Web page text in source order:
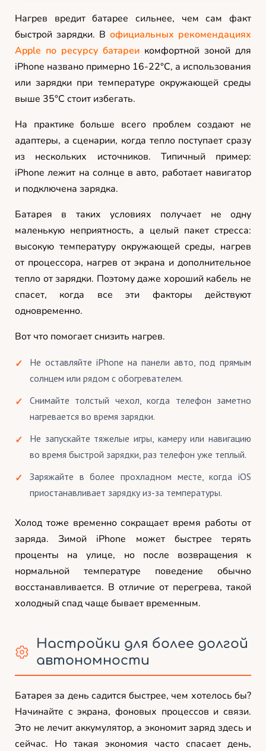
Нагрев вредит батарее сильнее, чем сам факт
быстрой зарядки. В официальных рекомендациях
Apple по ресурсу батареи комфортной зоной для
iPhone названо примерно 16-22°C, а использования
или зарядки при температуре окружающей среды
выше 35°C стоит избегать.
На практике больше всего проблем создают не
адаптеры, а сценарии, когда тепло поступает сразу
из нескольких источников. Типичный пример:
iPhone лежит на солнце в авто, работает навигатор
и подключена зарядка.
Батарея в таких условиях получает не одну
маленькую неприятность, а целый пакет стресса:
высокую температуру окружающей среды, нагрев
от процессора, нагрев от экрана и дополнительное
тепло от зарядки. Поэтому даже хороший кабель не
спасет, когда все эти факторы действуют
одновременно.
Вот что помогает снизить нагрев.
Не оставляйте iPhone на панели авто, под прямым
солнцем или рядом с обогревателем.
Снимайте толстый чехол, когда телефон заметно
нагревается во время зарядки.
Не запускайте тяжелые игры, камеру или навигацию
во время быстрой зарядки, раз телефон уже теплый.
Заряжайте в более прохладном месте, когда iOS
приостанавливает зарядку из-за температуры.
Холод тоже временно сокращает время работы от
заряда. Зимой iPhone может быстрее терять
проценты на улице, но после возвращения к
нормальной температуре поведение обычно
восстанавливается. В отличие от перегрева, такой
холодный спад чаще бывает временным.
Настройки для более долгой
автономности
Батарея за день садится быстрее, чем хотелось бы?
Начинайте с экрана, фоновых процессов и связи.
Это не лечит аккумулятор, а экономит заряд здесь и
сейчас. Но такая экономия часто спасает день,